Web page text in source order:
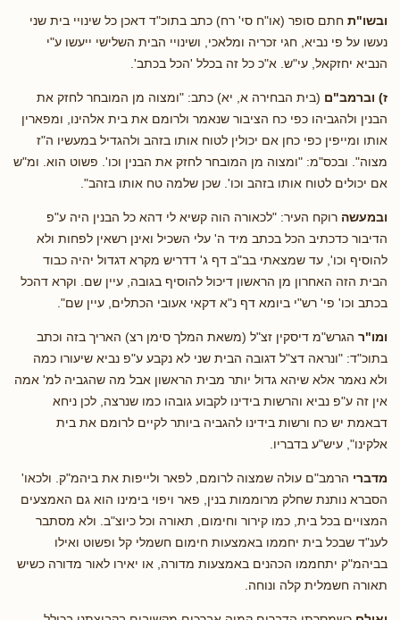
ובשו"ת חתם סופר (או"ח סי' רח) כתב בתוכ"ד דאכן כל שינויי בית שני
נעשו על פי נביא, חגי זכריה ומלאכי, ושינויי הבית השלישי ייעשו ע"י
הנביא יחזקאל, עי"ש. א"כ כל זה בכלל 'הכל בכתב'.
ז) וברמב"ם (בית הבחירה א, יא) כתב: "ומצוה מן המובחר לחזק את
הבנין ולהגביהו כפי כח הציבור שנאמר ולרומם את בית אלהינו, ומפארין
אותו ומייפין כפי כחן אם יכולין לטוח אותו בזהב ולהגדיל במעשיו ה"ז
מצוה". ובכס"מ: "ומצוה מן המובחר לחזק את הבנין וכו'. פשוט הוא. ומ"ש
אם יכולים לטוח אותו בזהב וכו'. שכן שלמה טח אותו בזהב".
ובמעשה רוקח העיר: "לכאורה הוה קשיא לי דהא כל הבנין היה ע"פ
הדיבור כדכתיב הכל בכתב מיד ה' עלי השכיל ואינן רשאין לפחות ולא
להוסיף וכו', עד שמצאתי בב"ב דף ג' דדריש מקרא דגדול יהיה כבוד
הבית הזה האחרון מן הראשון דיכול להוסיף בגובה, עיין שם. וקרא דהכל
בכתב וכו' פי' רש"י ביומא דף נ"א דקאי אעובי הכתלים, עיין שם".
ומו"ר הגרש"מ דיסקין זצ"ל (משאת המלך סימן רצ) האריך בזה וכתב
בתוכ"ד: "ונראה דצ"ל דגובה הבית שני לא נקבע ע"פ נביא שיעורו כמה
ולא נאמר אלא שיהא גדול יותר מבית הראשון אבל מה שהגביה למ' אמה
אין זה ע"פ נביא והרשות בידינו לקבוע גובהו כמו שנרצה, לכן ניחא
דבאמת יש כח ורשות בידינו להגביה ביותר לקיים לרומם את בית
אלקינו", עיש"ע בדבריו.
מדברי הרמב"ם עולה שמצוה לרומם, לפאר ולייפות את ביהמ"ק. ולכאו'
הסברא נותנת שחלק מרוממות בנין, פאר ויפוי בימינו הוא גם האמצעים
המצויים בכל בית, כמו קירור וחימום, תאורה וכל כיוצ"ב. ולא מסתבר
לענ"ד שבכל בית יחממו באמצעות חימום חשמלי קל ופשוט ואילו
בביהמ"ק יתחממו הכהנים באמצעות מדורה, או יאירו לאור מדורה כשיש
תאורה חשמלית קלה ונוחה.